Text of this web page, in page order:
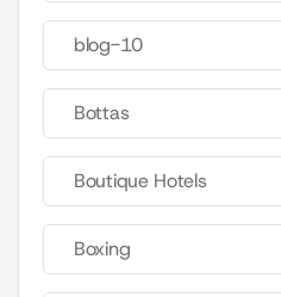
blog-10
Bottas
Boutique Hotels
Boxing